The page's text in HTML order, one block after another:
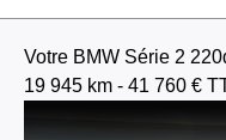
Votre BMW Série 2
19 945 km - 41 760 €